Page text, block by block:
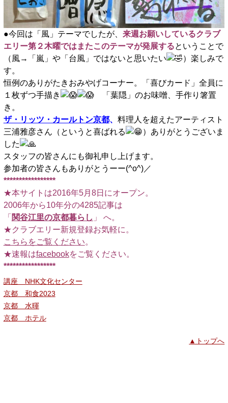
●今回は「風」テーマでしたが、 来週お願いしているクラブ
エリー第２木曜ではまたこのテーマが発展するということで
（風→「嵐」や「台風」ではないと思いたい
）楽しみで
す。
恒例のありがたきおみやげコーナー。「喜びカード」全員に
１枚ずつ手描き
「葉隠」のお味噌、手作り箸置
き。
ザ・リッツ・カールトン京都、 料理人を超えたアーティスト
三浦雅彦さん（というと喜ばれる
）ありがとうございま
した
スタッフの皆さんにも御礼申し上げます。
参加者の皆さんもありがとうーー(^o^)／
*****************
★本サイトは2016年5月8日にオープン。
2006年から10年分の4285記事は
「 関谷江里の京都暮らし 」 へ。
★クラブエリー新規登録お気軽に。
こちらをご覧ください。
★速報はfacebookをご覧ください。
*****************
講座 NHK文化センター
京都 和食2023
京都 水暉
京都 ホテル
▲トップへ